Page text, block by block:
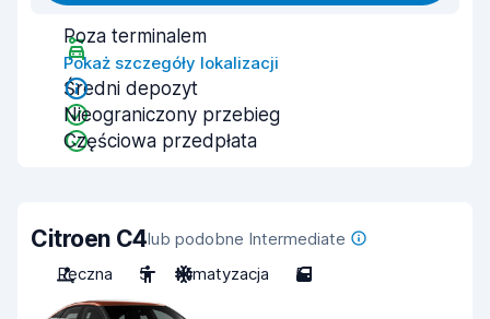
Poza terminalem
Pokaż szczegóły lokalizacji
Średni depozyt
Nieograniczony przebieg
Częściowa przedpłata
Citroen C4lub podobne Intermediate
Ręczna
5 Klimatyzacja 5